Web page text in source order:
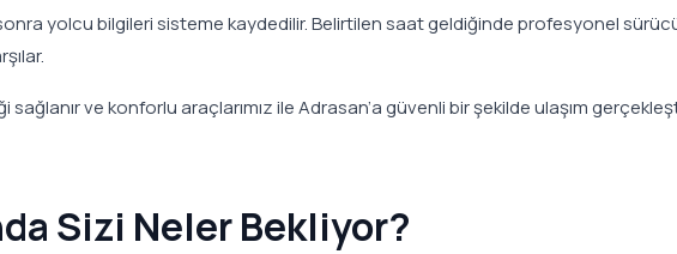
yolcu bilgileri sisteme kaydedilir. Belirtilen saat geldiğinde profesyonel
ve konforlu araçlarımız ile Adrasan’a güvenli bir şekilde ulaşım
Sizi Neler Bekliyor?